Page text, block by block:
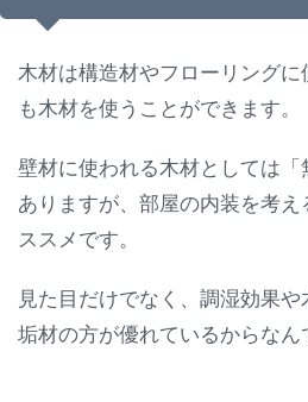
木材は構造材やフローリング
も木材を使うことができます。
壁材に使われる木材としては
ありますが、部屋の内装を考
ススメです。
見た目だけでなく、調湿効果
垢材の方が優れているからなん